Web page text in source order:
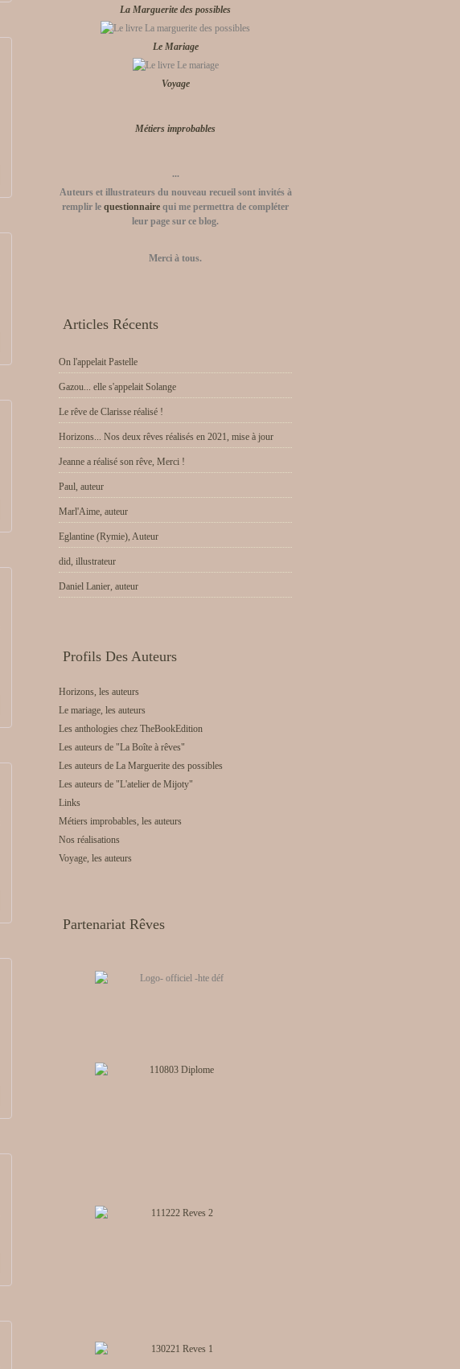
La Marguerite des possibles
Le Mariage
Voyage
Métiers improbables
...
Auteurset illustrateursdu nouveau recueil sont invités à
remplir le questionnaire qui me permettra de compléter
leur page sur ce blog.
Merci à tous.
Articles Récents
On l'appelait Pastelle
Gazou... elle s'appelait Solange
Le rêve de Clarisse réalisé !
Horizons... Nos deux rêves réalisés en 2021, mise à jour
Jeanne a réalisé son rêve, Merci !
Paul, auteur
Marl'Aime, auteur
Eglantine (Rymie), Auteur
did, illustrateur
Daniel Lanier, auteur
Profils Des Auteurs
Horizons, les auteurs
Le mariage, les auteurs
Les anthologies chez TheBookEdition
Les auteurs de "La Boîte à rêves"
Les auteurs de La Marguerite des possibles
Les auteurs de "L'atelier de Mijoty"
Links
Métiers improbables, les auteurs
Nos réalisations
Voyage, les auteurs
Partenariat Rêves